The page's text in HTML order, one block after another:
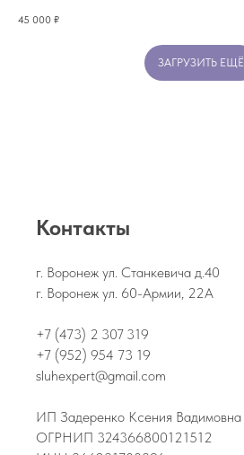
45 000 ₽
ЗАГРУЗИТЬ ЕЩЁ
Контакты
г. Воронеж ул. Станкевича д.40
г. Воронеж ул. 60-Армии, 22А
+7 (473) 2 307 319
+7 (952) 954 73 19
sluhexpert@gmail.com
ИП Задеренко Ксения Вадимовна
ОГРНИП 324366800121512